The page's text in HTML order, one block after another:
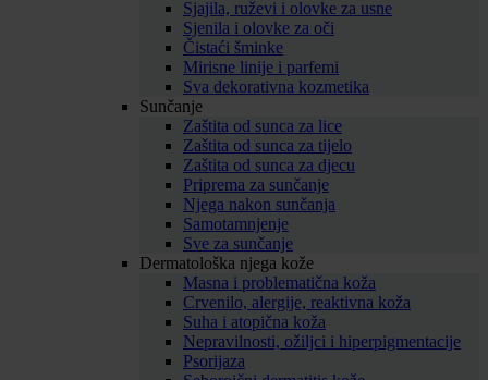
Sjajila, ruževi i olovke za usne
Sjenila i olovke za oči
Čistaći šminke
Mirisne linije i parfemi
Sva dekorativna kozmetika
Sunčanje
Zaštita od sunca za lice
Zaštita od sunca za tijelo
Zaštita od sunca za djecu
Priprema za sunčanje
Njega nakon sunčanja
Samotamnjenje
Sve za sunčanje
Dermatološka njega kože
Masna i problematična koža
Crvenilo, alergije, reaktivna koža
Suha i atopična koža
Nepravilnosti, ožiljci i hiperpigmentacije
Psorijaza